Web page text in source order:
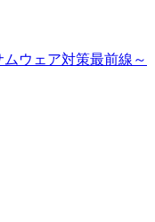
ウェア対策最前線～